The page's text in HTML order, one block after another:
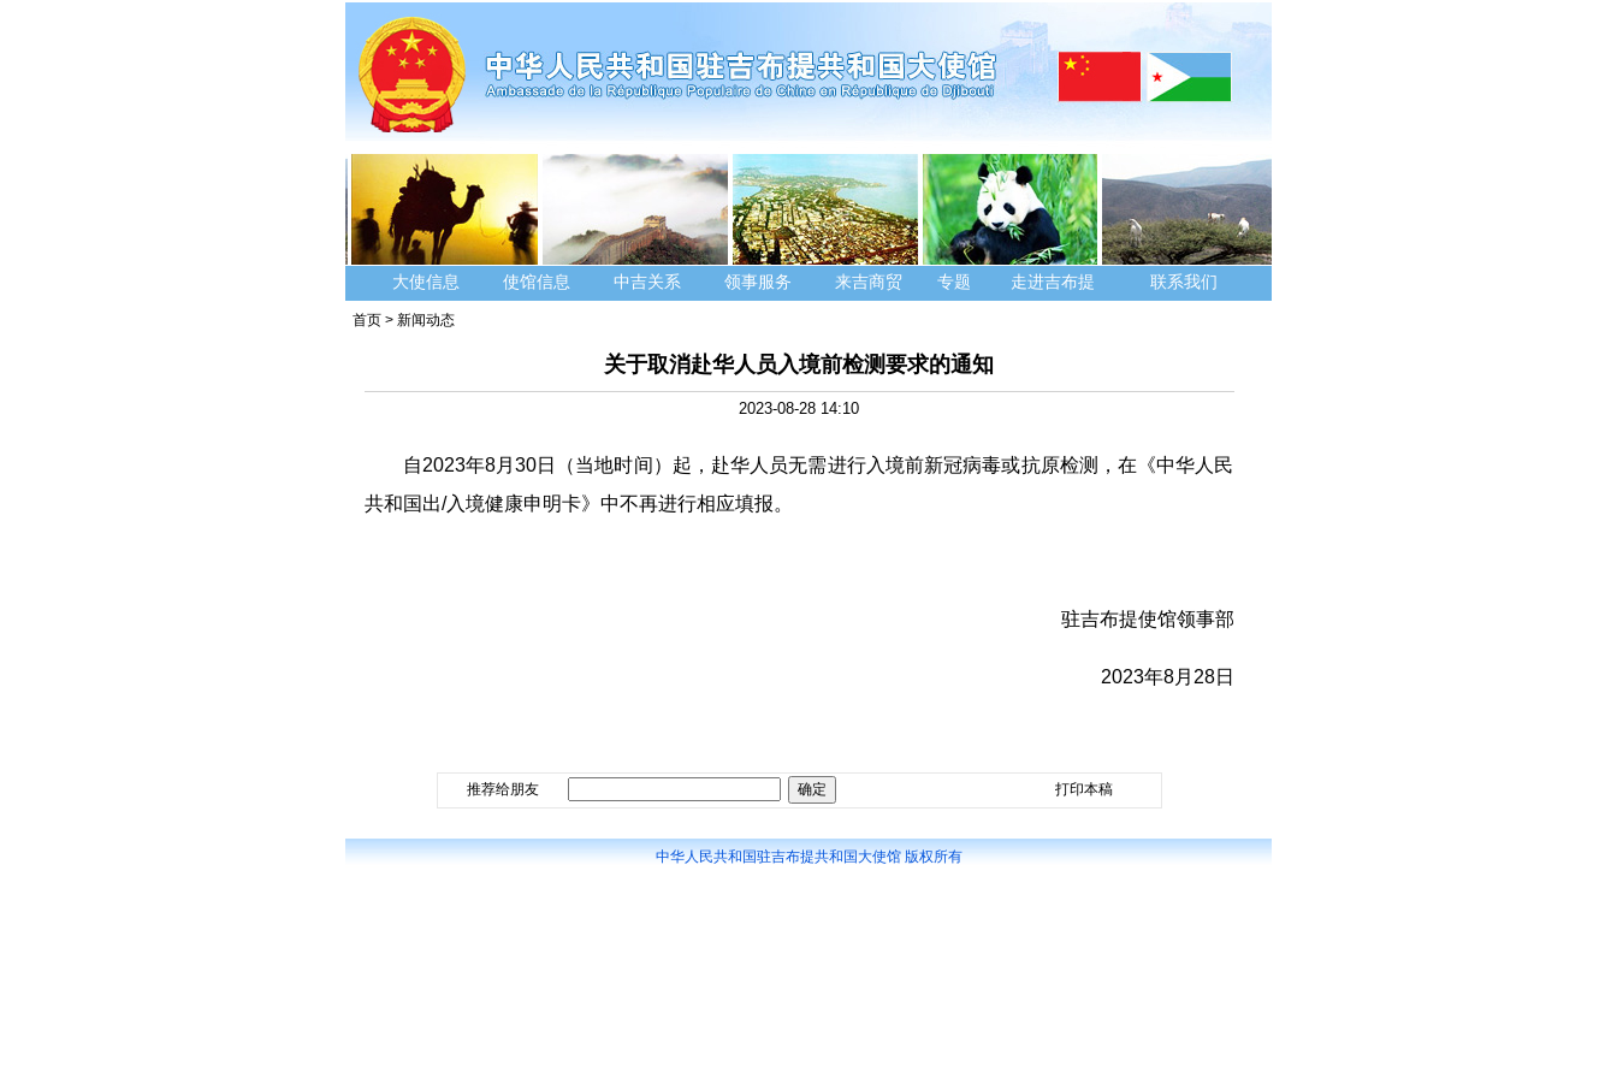
大使信息 使馆信息 中吉关系 领事服务 来吉商贸 专题 走进吉布提 联系我们
首页 > 新闻动态
关于取消赴华人员入境前检测要求的通知
2023-08-28 14:10
自2023年8月30日（当地时间）起，赴华人员无需进行入境前新冠病毒或抗原检测，在《中华人民
共和国出/入境健康申明卡》中不再进行相应填报。
驻吉布提使馆领事部
2023年8月28日
推荐给朋友 打印本稿
中华人民共和国驻吉布提共和国大使馆 版权所有